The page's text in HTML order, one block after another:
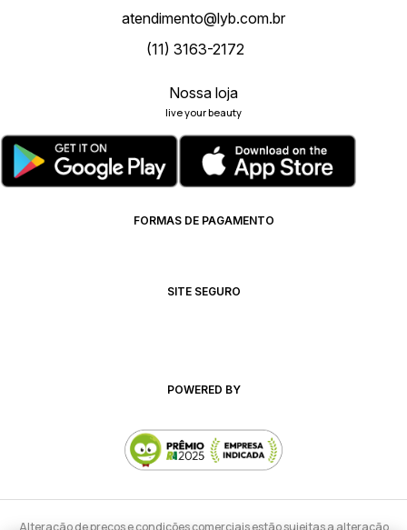
atendimento@lyb.com.br
(11) 3163-2172
Nossa loja
live your beauty
FORMAS DE PAGAMENTO
SITE SEGURO
POWERED BY
Alteração de preços e condições comerciais estão sujeitas a alteração